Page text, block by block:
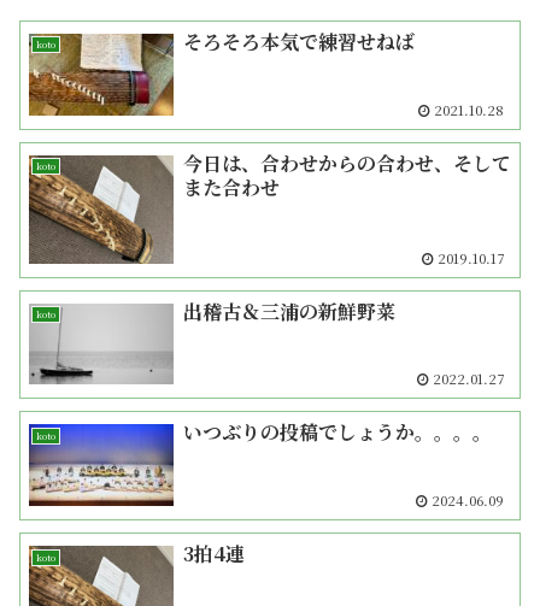
koto そろそろ本気で練習せねば
2021.10.28
koto
今日は、合わせからの合わせ、そして
また合わせ
2019.10.17
koto 出稽古＆三浦の新鮮野菜
2022.01.27
koto いつぶりの投稿でしょうか。。。。
2024.06.09
koto 3拍4連